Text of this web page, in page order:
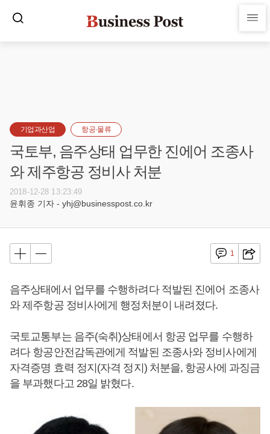
기업과산업 항공·물류
국토부, 음주상태 업무한 진에어 조종사
와 제주항공 정비사 처분
2018-12-28 13:23:49
윤휘종 기자 - yhj@businesspost.co.kr
1
음주상태에서 업무를 수행하려다 적발된 진에어 조종사
와 제주항공 정비사에게 행정처분이 내려졌다.
국토교통부는 음주(숙취)상태에서 항공 업무를 수행하
려다 항공안전감독관에게 적발된 조종사와 정비사에게
자격증명 효력 정지(자격 정지) 처분을, 항공사에 과징금
을 부과했다고 28일 밝혔다.